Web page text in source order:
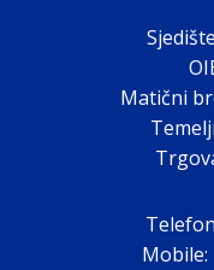
Matični
Mobile: